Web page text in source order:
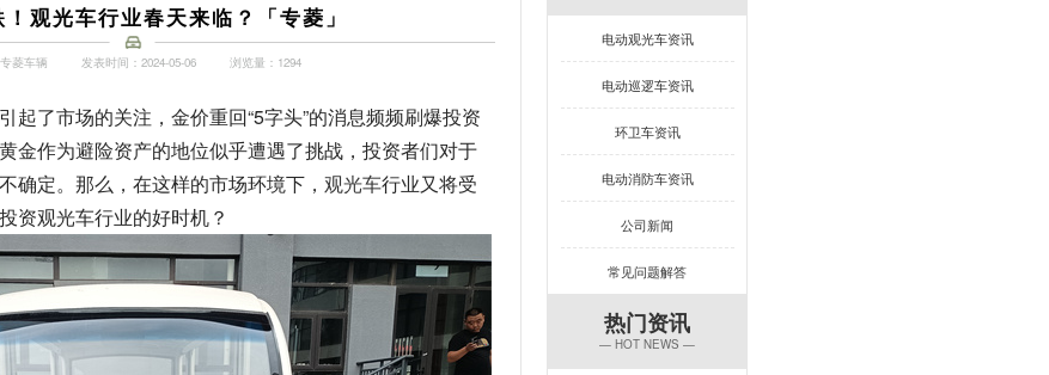
观光车行业春天来临？「专菱」
菱车辆 发表时间：2024-05-06 浏览量：1294
起了市场的关注，金价重回“5字头”的消息频频刷爆投资
金作为避险资产的地位似乎遭遇了挑战，投资者们对于
确定。那么，在这样的市场环境下， 观光车行业又将受
资观光车行业的好时机？
电动观光车资讯
电动巡逻车资讯
环卫车资讯
电动消防车资讯
公司新闻
常见问题解答
热门资讯
— HOT NEWS —